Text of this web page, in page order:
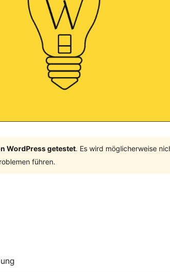
WordPress getestet. Es wird möglicherweise
führen.